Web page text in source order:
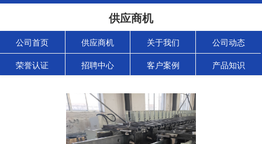
供应商机
公司首页 供应商机 关于我们 公司动态
荣誉认证 招聘中心 客户案例 产品知识